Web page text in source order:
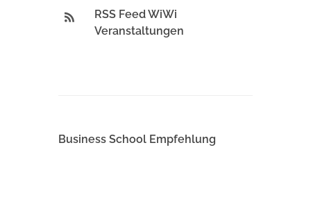
RSS Feed WiWi
Veranstaltungen
Business School Empfehlung